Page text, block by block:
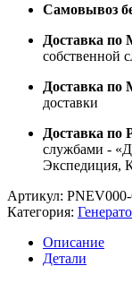
Самовывоз
Доставка по
собственной
Доставка
доставки
Доставка по
службами -
Экспедиция,
Артикул:
Категория:
Описание
Детали